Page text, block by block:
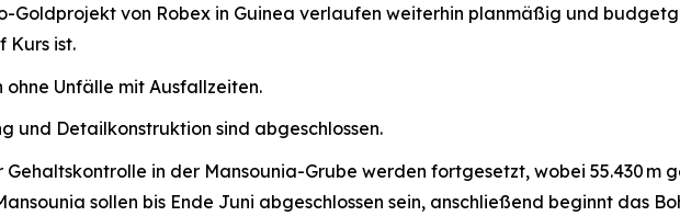
Goldprojekt von Robex in Guinea verlaufen weiterhin planmäßig und
Kurs ist.
Unfälle mit Ausfallzeiten.
und Detailkonstruktion sind abgeschlossen.
Gehaltskontrolle in der Mansounia-Grube werden fortgesetzt, wobei 55.430 m
sollen bis Ende Juni abgeschlossen sein, anschließend beginnt das